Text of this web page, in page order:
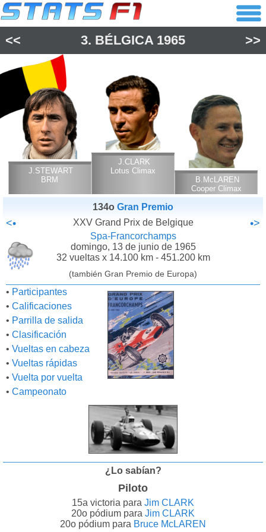
<< 3. BÉLGICA 1965 >>
J.STEWART
BRM
J.CLARK
Lotus Climax
B.McLAREN
Cooper Climax
134o Gran Premio
<• XXV Grand Prix de Belgique •>
Spa-Francorchamps
domingo, 13 de junio de 1965
32 vueltas x 14.100 km - 451.200 km
(también Gran Premio de Europa)
• Participantes
• Calificaciones
• Parrilla de salida
• Clasificación
• Vueltas en cabeza
• Vueltas rápidas
• Vuelta por vuelta
• Campeonato
¿Lo sabían?
Piloto
15a victoria para Jim CLARK
20o pódium para Jim CLARK
20o pódium para Bruce McLAREN